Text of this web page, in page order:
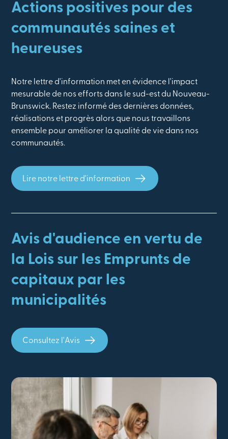
Actions positives pour des
communautés saines et
heureuses
Notre lettre d'information met en évidence l'impact
mesurable de nos efforts dans le sud-est du Nouveau-
Brunswick. Restez informé des dernières données,
réalisations et progrès alors que nous travaillons
ensemble pour améliorer la qualité de vie dans nos
communautés.
Lire notre lettre d'information
Avis d'audience en vertu de
la Lois sur les Emprunts de
capitaux par les
municipalités
Consultez l'Avis